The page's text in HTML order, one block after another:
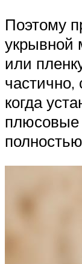
Поэтому
укрывной
или
частично,
когда
плюсовые